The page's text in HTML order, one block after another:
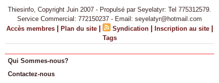
Thiesinfo, Copyright Juin 2007 - Propulsé par Seyelatyr: Tel 775312579.
Service Commercial: 772150237 - Email: seyelatyr@hotmail.com
Accès membres | Plan du site | Syndication | Inscription au site |
Tags
Qui Sommes-nous?
Contactez-nous